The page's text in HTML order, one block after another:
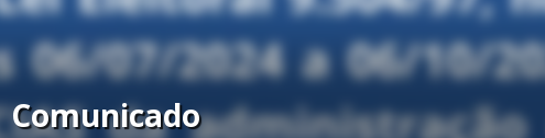
Comunicado